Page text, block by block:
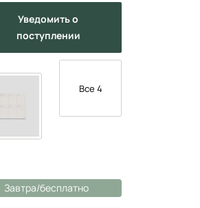
Уведомитьо
поступлении
Все 4
Завтра/бесплатно